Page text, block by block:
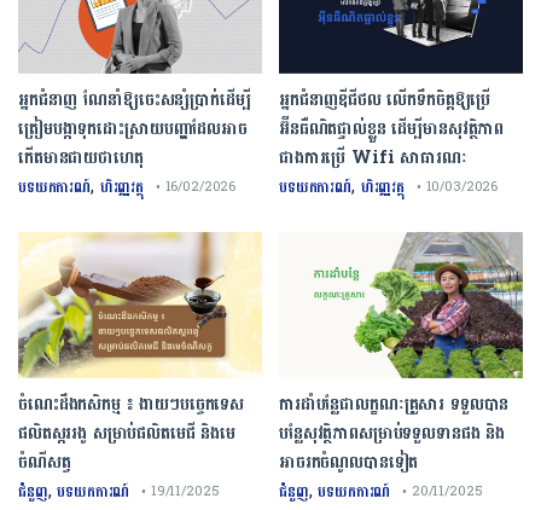
អ្នកជំនាញឌីជីថល លើកទឹកចិត្តឱ្យប្រើ
អ៊ីនធឺណិតផ្ទាល់ខ្លួន ដើម្បីមានសុវត្ថិភាព
ជាងការប្រើ Wifi​ សាធារណៈ
បទយកការណ៍, ហិរញ្ញវត្ថុ • 10/03/2026
អ្នកជំនាញ ណែនាំឱ្យចេះសន្សំប្រាក់ដើម្បី
ត្រៀមបង្កាទុកដោះស្រាយបញ្ហាដែលអាច
កើតមានជាយថាហេតុ
បទយកការណ៍, ហិរញ្ញវត្ថុ • 16/02/2026
ការដាំបន្លែជាលក្ខណៈគ្រួសារ ទទួលបាន
បន្លែសុវត្ថិភាពសម្រាប់ទទួលទានផង និង
អាចរកចំណូលបានទៀត
ជំនួញ,បទយកការណ៍ • 20/11/2025
ចំណេះដឹងកសិកម្ម ៖ ងាយៗបច្ចេកទេស
ផលិតស្កររងូ សម្រាប់ផលិតមេជី និងមេ
ចំណីសត្វ
ជំនួញ,បទយកការណ៍ • 19/11/2025